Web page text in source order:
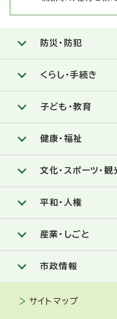
防災・防犯
くらし・手続き
子ども・教育
健康・福祉
文化・スポーツ・観
平和・人権
産業・しごと
市政情報
サイトマップ